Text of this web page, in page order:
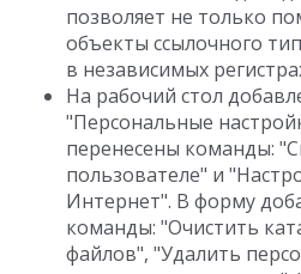
позволяет не только
объекты ссылочного
в независимых
На рабочий стол
"Персональные
перенесены команды:
пользователе" и
Интернет". В форму
команды: "Очистить
файлов", "Удалить